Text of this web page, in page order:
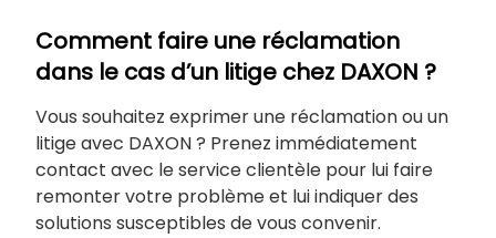
Comment faire une réclamation
dans le cas d’un litige chez DAXON ?
Vous souhaitez exprimer une réclamation ou un
litige avec DAXON ? Prenez immédiatement
contact avec le service clientèle pour lui faire
remonter votre problème et lui indiquer des
solutions susceptibles de vous convenir.